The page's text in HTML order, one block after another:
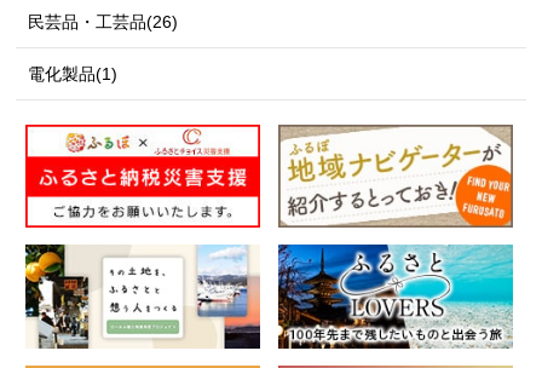
民芸品・工芸品(26)
電化製品(1)